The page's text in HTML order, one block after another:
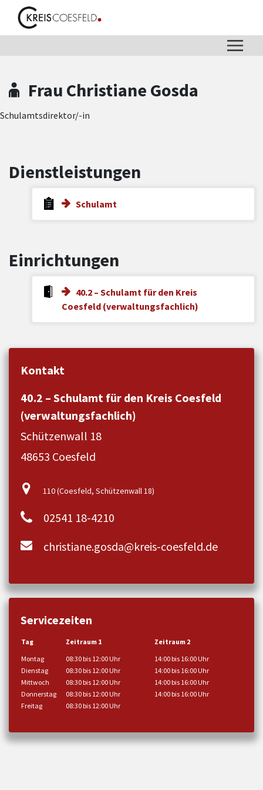
Zum Header
Zum Hauptinhalt
Zum Footer
Zum Hauptinhalt springen
Frau Christiane Gosda
Schulamtsdirektor/-in
Dienstleistungen
Schulamt
Einrichtungen
40.2 – Schulamt für den Kreis
Coesfeld (verwaltungsfachlich)
Kontakt
40.2 – Schulamt für den Kreis Coesfeld
(verwaltungsfachlich)
Schützenwall 18
48653 Coesfeld
110 (Coesfeld, Schützenwall 18)
02541 18-4210
christiane.gosda@kreis-coesfeld.de
Servicezeiten
Tag Zeitraum 1
Zeitraum 2
Montag
08:30 bis 12:00 Uhr
14:00 bis 16:00 Uhr
Dienstag
08:30 bis 12:00 Uhr
14:00 bis 16:00 Uhr
Mittwoch
08:30 bis 12:00 Uhr
14:00 bis 16:00 Uhr
Donnerstag
08:30 bis 12:00 Uhr
14:00 bis 16:00 Uhr
Freitag
08:30 bis 12:00 Uhr